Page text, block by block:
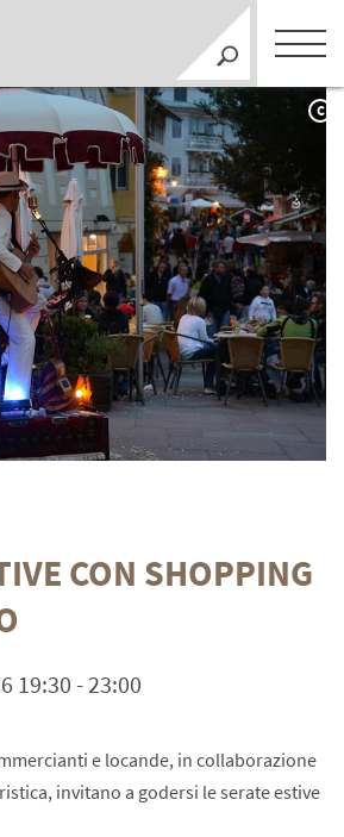
C
CON SHOPPING
19:30 - 23:00
e locande, in collaborazione
invitano a godersi le serate estive